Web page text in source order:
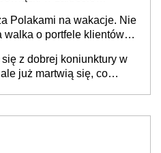
Polakami na wakacje. Nie
walka o portfele klientów
z dobrej koniunktury w
już martwią się, co